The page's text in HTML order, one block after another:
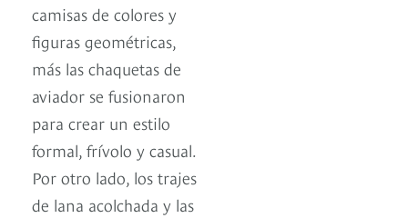
camisas de colores y
figuras geométricas,
más las chaquetas de
aviador se fusionaron
para crear un estilo
formal, frívolo y casual.
Por otro lado, los trajes
de lana acolchada y las